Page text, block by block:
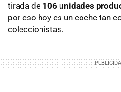
tirada de 106 unidades
por eso hoy es un coche tan
coleccionistas.